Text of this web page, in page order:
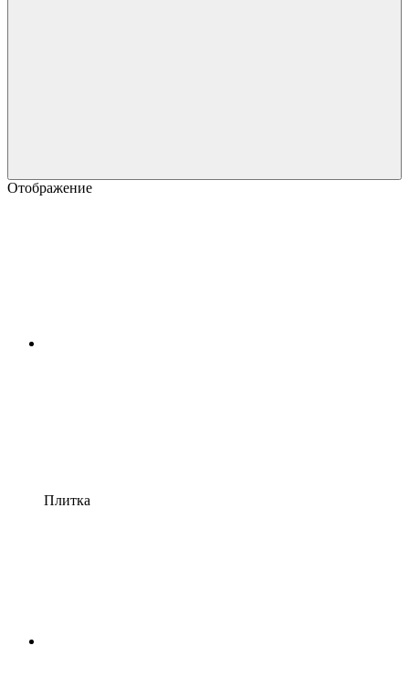
Отображение
Плитка